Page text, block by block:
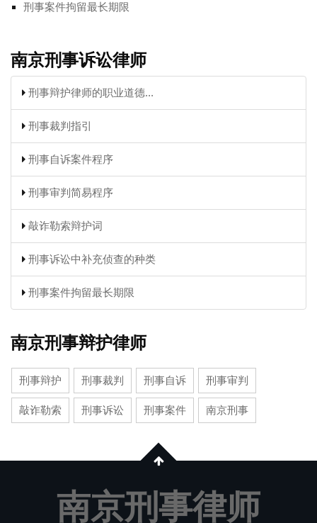
刑事案件拘留最长期限
南京刑事诉讼律师
刑事辩护律师的职业道德...
刑事裁判指引
刑事自诉案件程序
刑事审判简易程序
敲诈勒索辩护词
刑事诉讼中补充侦查的种类
刑事案件拘留最长期限
南京刑事辩护律师
刑事辩护 刑事裁判 刑事自诉 刑事审判
敲诈勒索 刑事诉讼 刑事案件 南京刑事
南京刑事律师